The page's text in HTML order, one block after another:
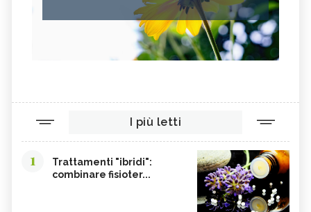
I più letti
1
Trattamenti "ibridi":
combinare fisioter...